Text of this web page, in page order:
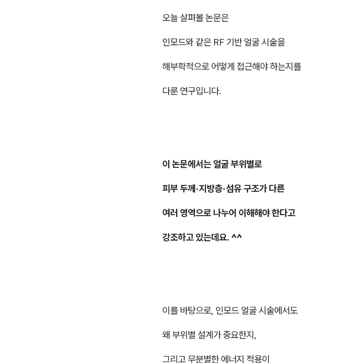
오늘 살펴볼 논문은
인모드와 같은 RF 기반 얼굴 시술을
해부학적으로 어떻게 접근해야 하는지를
다룬 연구입니다.
이 논문에서는 얼굴 부위별로
피부 두께·지방층·섬유 구조가 다른
여러 영역으로 나누어 이해해야 한다고
강조하고 있는데요. ^^
이를 바탕으로, 인모드 얼굴 시술에서도
왜 부위별 설계가 중요한지,
그리고 무분별한 에너지 적용이